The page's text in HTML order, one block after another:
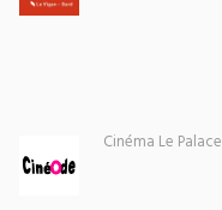
Cinéma Le Palace